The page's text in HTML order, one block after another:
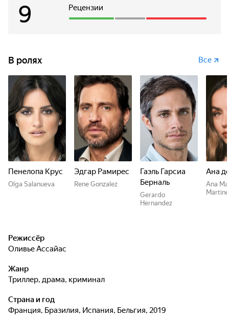
Рецензии
9
В ролях Все
Пенелопа Крус
Olga Salanueva
Эдгар Рамирес
Rene Gonzalez
Гаэль Гарсиа
Берналь
Gerardo
Hernandez
Ана
Ana
Режиссёр
Оливье Ассайас
Жанр
триллер, драма, криминал
Страна и год
Франция, Бразилия, Испания, Бельгия, 2019